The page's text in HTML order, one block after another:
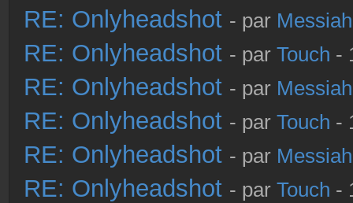
RE: Onlyheadshot - par
RE: Onlyheadshot - par Touch -
RE: Onlyheadshot - par
RE: Onlyheadshot - par Touch -
RE: Onlyheadshot - par
RE: Onlyheadshot - par Touch -